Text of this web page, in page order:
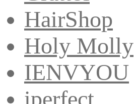
HairShop
Holy Molly
IENVYOU
iperfect